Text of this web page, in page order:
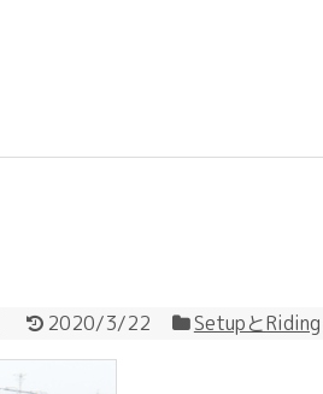
2020/3/22 SetupとRiding